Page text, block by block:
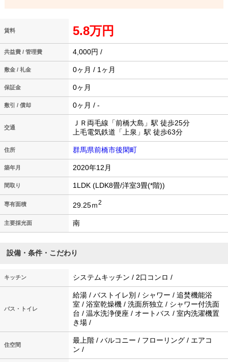
賃料 5.8万円
共益費 / 管理費 4,000円 /
敷金 / 礼金 0ヶ月 / 1ヶ月
保証金 0ヶ月
敷引 / 償却 0ヶ月 / -
交通
ＪＲ両毛線「前橋大島」駅 徒歩25分
上毛電気鉄道「上泉」駅 徒歩63分
住所 群馬県前橋市後閑町
築年月 2020年12月
間取り 1LDK (LDK8畳/洋室3畳(*階))
専有面積 29.25ｍ2
主要採光面 南
設備・条件・こだわり
キッチン システムキッチン / 2口コンロ /
バス・トイレ
給湯 / バストイレ別 / シャワー / 追焚機能浴
室 / 浴室乾燥機 / 洗面所独立 / シャワー付洗面
台 / 温水洗浄便座 / オートバス / 室内洗濯機置
き場 /
住空間
最上階 / バルコニー / フローリング / エアコ
ン /